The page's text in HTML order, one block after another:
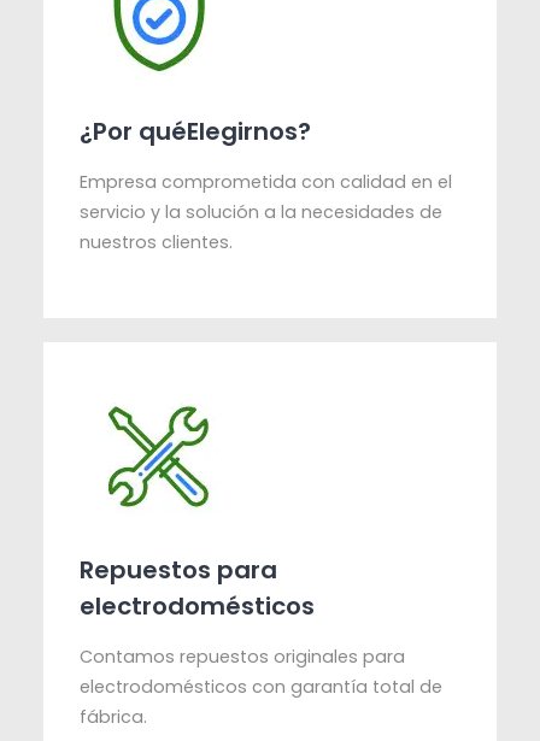
¿Por quéElegirnos?
Empresa comprometida con calidad en el
servicio y la solución a la necesidades de
nuestros clientes.
Repuestos para
electrodomésticos
Contamos repuestos originales para
electrodomésticos con garantía total de
fábrica.